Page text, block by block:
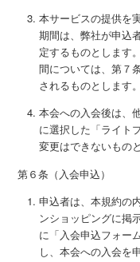
本サービスの提供を
期間は、弊社が申込
定するものとします
間については、第７
されるものとします。
本会への入会後は、
に選択した「ライト
変更はできないもの
第６条（入会申込）
申込者は、本規約の
ンショッピングに掲
に「入会申込フォー
し、本会への入会を